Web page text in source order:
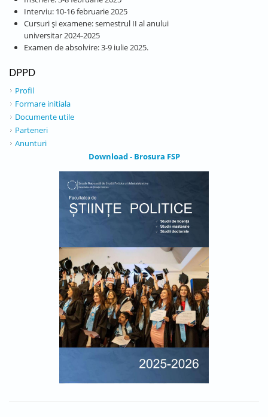
Interviu: 10-16 februarie 2025
Cursuri și examene: semestrul II al anului
universitar 2024-2025
Examen de absolvire: 3-9 iulie 2025.
DPPD
Profil
Formare initiala
Documente utile
Parteneri
Anunturi
Download - Brosura FSP